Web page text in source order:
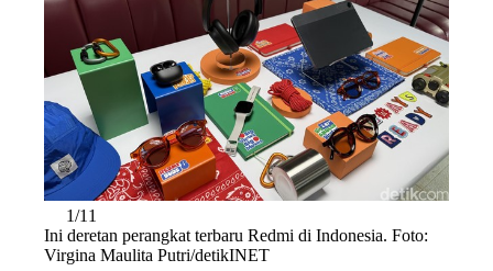
1/11
Ini deretan perangkat terbaru Redmi di Indonesia. Foto:
Virgina Maulita Putri/detikINET